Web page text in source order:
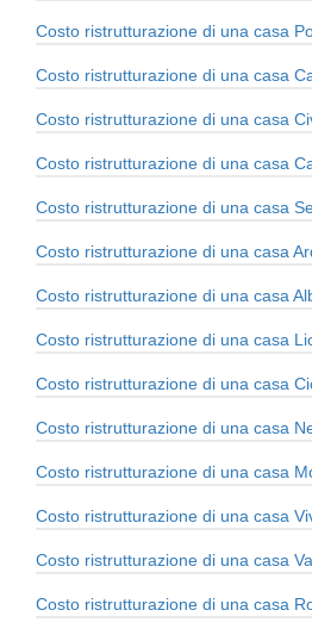
Costo ristrutturazione di una casa
Costo ristrutturazione di una casa
Costo ristrutturazione di una casa
Costo ristrutturazione di una casa
Costo ristrutturazione di una casa
Costo ristrutturazione di una casa
Costo ristrutturazione di una casa
Costo ristrutturazione di una casa
Costo ristrutturazione di una casa
Costo ristrutturazione di una casa
Costo ristrutturazione di una casa
Costo ristrutturazione di una casa
Costo ristrutturazione di una casa
Costo ristrutturazione di una casa